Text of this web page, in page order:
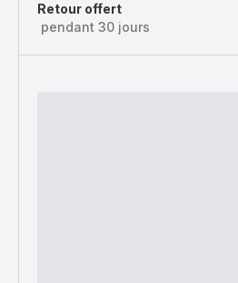
Retour offert
pendant 30 jours